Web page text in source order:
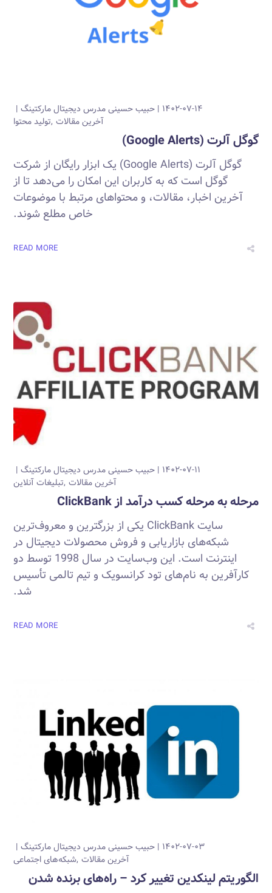
۱۴۰۲-۰۷-۱۴ حبیب حسینیمدرس دیجیتال مارکتینگ
آخرین مقالات تولید محتوا
گوگل آلرت (Google Alerts)
گوگل آلرت (Google Alerts) یک ابزار رایگان از شرکت
گوگل است که به کاربران این امکان را می‌دهد تا از
آخرین اخبار، مقالات، و محتواهای مرتبط با موضوعات
خاص مطلع شوند.
READ MORE
۱۴۰۲-۰۷-۱۱ حبیب حسینیمدرس دیجیتال مارکتینگ
آخرین مقالات تبلیغات آنلاین
مرحله به مرحله کسب درآمد از ClickBank
سایت ClickBank یکی از بزرگترین و معروف‌ترین
شبکه‌های بازاریابی و فروش محصولات دیجیتال در
اینترنت است. این وب‌سایت در سال 1998 توسط دو
کارآفرین به نام‌های تود کرانسویک و تیم تالمی تأسیس
شد.
READ MORE
۱۴۰۲-۰۷-۰۳ حبیب حسینیمدرس دیجیتال مارکتینگ
آخرین مقالات شبکه‌های اجتماعی
الگوریتم لینکدین تغییر کرد – راه‌های برنده شدن